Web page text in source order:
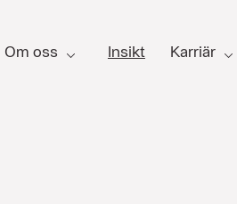
Om oss Insikt Karriär